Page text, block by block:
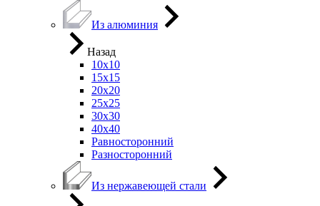
Из алюминия
Назад
10х10
15х15
20х20
25х25
30х30
40х40
Равносторонний
Разносторонний
Из нержавеющей стали